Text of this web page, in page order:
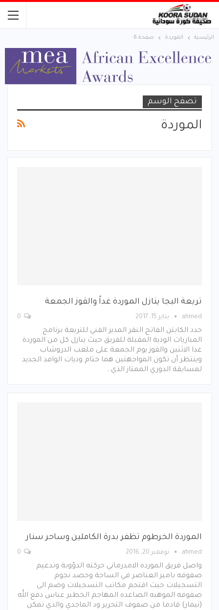
الرئيسية الموردة صفحة 6
تصفح الوسم
الموردة
تريعة البجا ينازل الموردة غداً والقوز الجمعة
ahmed يناير 15, 2017
حدد الكابتن الفاتح النقر المدير الفني للتريعة برنامج
المباريات الودية المقبلة للفريق حيث ينازل كل من الموردة
غدا الاثنين والقوز يوم الجمعة على ملعب الدروشاب
وينتظر أن تكون المواجهتين هما ختام وديات الوافد الجديد
لمسابقة الدوري الممتاز الذي…
الموردة الخرطوم تظفر بدرة الكاملين وساحر سنار
ahmed نوفمبر 20, 2016
واصل فريق المورده الامدرماني حركته الدؤوبة وتدعيم
صفوفه باميز العناصر في الساحة وحصد نجوم
التسجيلات حيث اقتحم مكاتب التسجيلات وضم الى
صفوفه الموهبه الصاعده المهاجم الخطير عباس دفع الله
(نيمار) قادما من صفوف التحرير ود الماجدي والذي تمكن